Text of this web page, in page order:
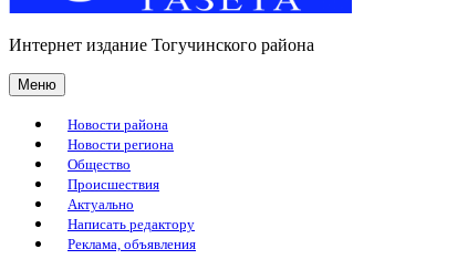
Интернет издание Тогучинского района
Меню
Новости района
Новости региона
Общество
Происшествия
Актуально
Написать редактору
Реклама, объявления